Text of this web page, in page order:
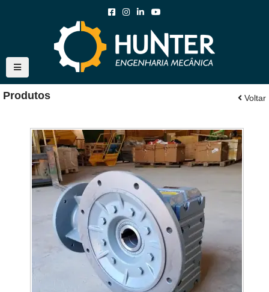
Produtos Voltar